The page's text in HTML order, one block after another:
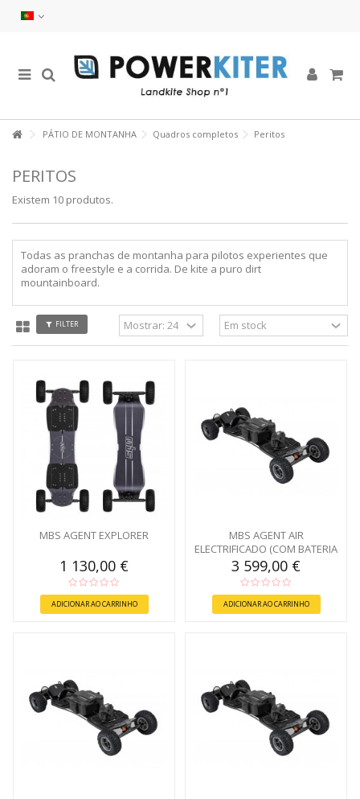
PÁTIO DE MONTANHA Quadros completos Peritos
PERITOS
Existem 10 produtos.
Todas as pranchas de montanha para pilotos experientes que
adoram o freestyle e a corrida. De kite a puro dirt
mountainboard.
FILTER
MBS AGENT EXPLORER
1 130,00 €
ADICIONAR AO CARRINHO
MBS AGENT AIR
ELECTRIFICADO (COM BATERIA
540)
3 599,00 €
ADICIONAR AO CARRINHO